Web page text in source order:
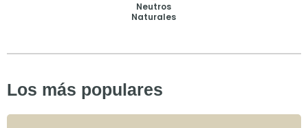
Neutros
Naturales
Los más populares